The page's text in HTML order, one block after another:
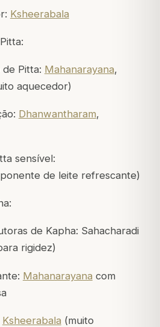
Ksheerabala
de Pitta: Mahanarayana,
aquecedor)
Dhanwantharam,
sensível:
de leite refrescante)
de Kapha: Sahacharadi
rigidez)
Mahanarayana com
Ksheerabala (muito